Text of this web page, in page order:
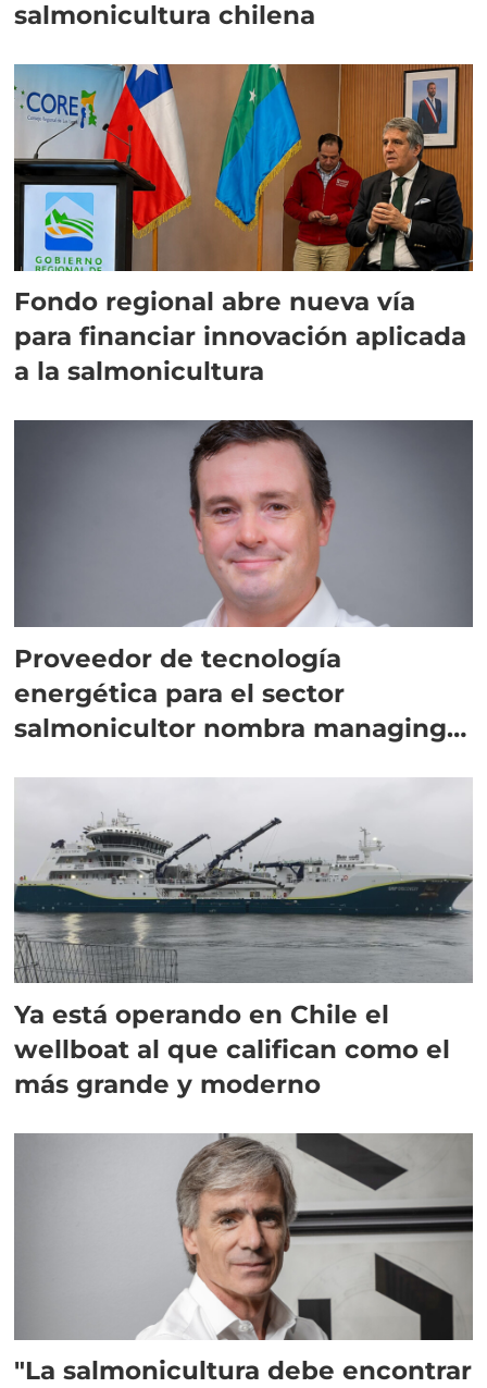
salmonicultura chilena
Fondo regional abre nueva vía
para financiar innovación aplicada
a la salmonicultura
Proveedor de tecnología
energética para el sector
salmonicultor nombra managing
Ya está operando en Chile el
wellboat al que califican como el
más grande y moderno
"La salmonicultura debe encontrar